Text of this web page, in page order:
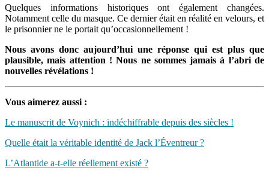
Quelques informations historiques ont également changées.
Notamment celle du masque. Ce dernier était en réalité en velours, et
le prisonnier ne le portait qu’occasionnellement !
Nous avons donc aujourd’hui une réponse qui est plus que
plausible, mais attention ! Nous ne sommes jamais à l’abri de
nouvelles révélations !
Vous aimerez aussi :
Le manuscrit de Voynich : indéchiffrable depuis des siècles !
Quelle était la véritable identité de Jack l’Éventreur ?
L’Atlantide a-t-elle réellement existé ?